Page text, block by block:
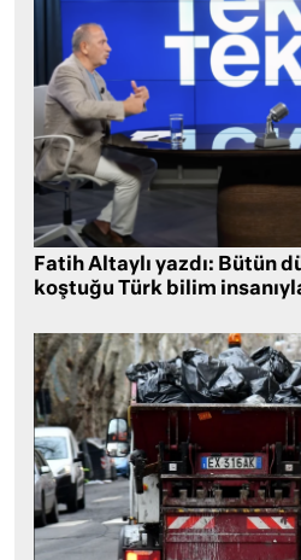
Fatih Altaylı yazdı: Bütün
koştuğu Türk bilim